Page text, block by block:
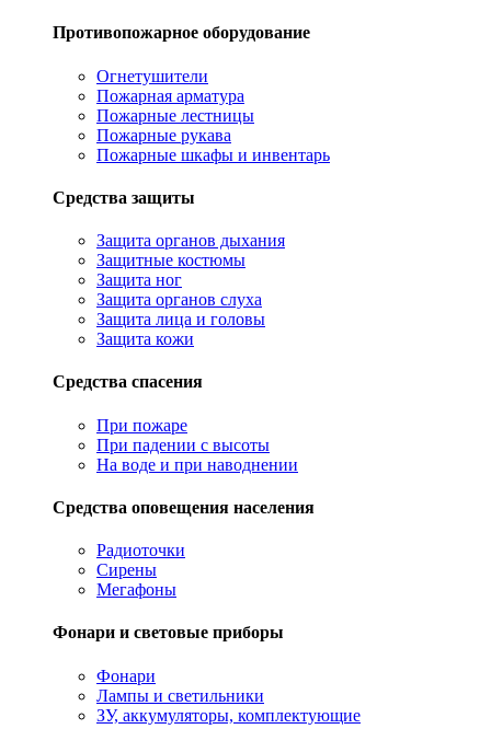
Противопожарное оборудование
Огнетушители
Пожарная арматура
Пожарные лестницы
Пожарные рукава
Пожарные шкафы и инвентарь
Средства защиты
Защита органов дыхания
Защитные костюмы
Защита ног
Защита органов слуха
Защита лица и головы
Защита кожи
Средства спасения
При пожаре
При падении с высоты
На воде и при наводнении
Средства оповещения населения
Радиоточки
Сирены
Мегафоны
Фонари и световые приборы
Фонари
Лампы и светильники
ЗУ, аккумуляторы, комплектующие